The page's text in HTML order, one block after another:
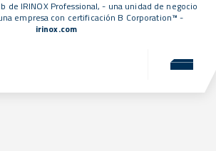
de IRINOX Professional, - una unidad de negocio
empresa con certificación B Corporation™ -
irinox.com